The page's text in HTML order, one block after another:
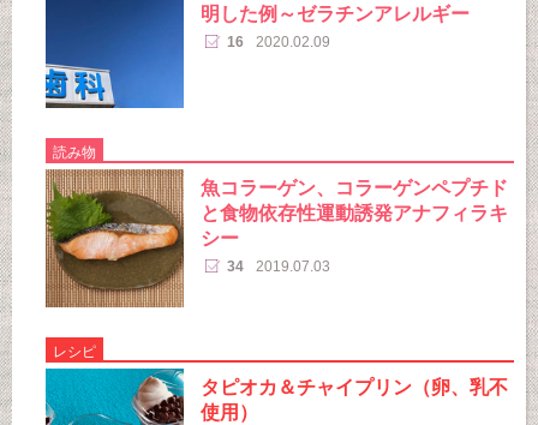
明した例～ゼラチンアレルギー
16 2020.02.09
読み物
魚コラーゲン、コラーゲンペプチド
と食物依存性運動誘発アナフィラキ
シー
34 2019.07.03
レシピ
タピオカ＆チャイプリン（卵、乳不
使用）